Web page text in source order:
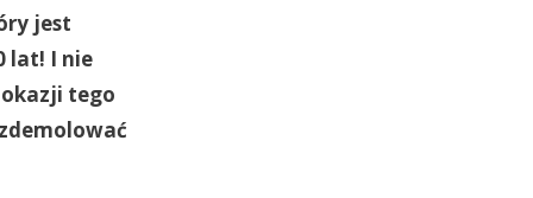
jest
lat! I nie
tego